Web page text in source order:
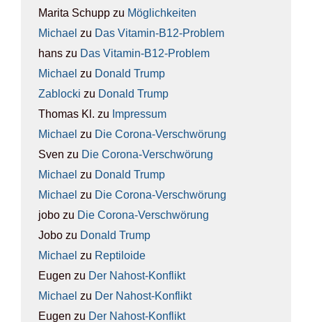
Marita Schupp zu Mög­lich­kei­ten
Michael zu Das Vit­amin-B12-Pro­blem
hans zu Das Vit­amin-B12-Pro­blem
Michael zu Donald Trump
Zablocki zu Donald Trump
Thomas Kl. zu Impres­sum
Michael zu Die Coro­na-Ver­schwö­rung
Sven zu Die Coro­na-Ver­schwö­rung
Michael zu Donald Trump
Michael zu Die Coro­na-Ver­schwö­rung
jobo zu Die Coro­na-Ver­schwö­rung
Jobo zu Donald Trump
Michael zu Rep­ti­lo­ide
Eugen zu Der Nah­ost-Kon­flikt
Michael zu Der Nah­ost-Kon­flikt
Eugen zu Der Nah­ost-Kon­flikt